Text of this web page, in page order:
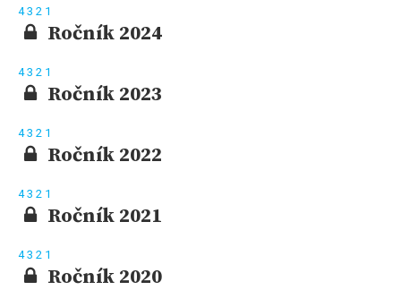
43 2 1
Ročník 2024
43 2 1
Ročník 2023
43 2 1
Ročník 2022
43 2 1
Ročník 2021
43 2 1
Ročník 2020